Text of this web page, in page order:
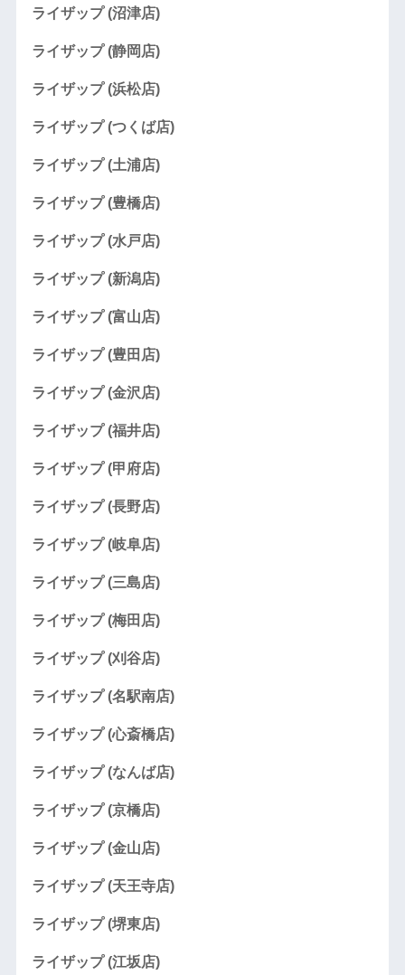
ライザップ (沼津店)
ライザップ (静岡店)
ライザップ (浜松店)
ライザップ (つくば店)
ライザップ (土浦店)
ライザップ (豊橋店)
ライザップ (水戸店)
ライザップ (新潟店)
ライザップ (富山店)
ライザップ (豊田店)
ライザップ (金沢店)
ライザップ (福井店)
ライザップ (甲府店)
ライザップ (長野店)
ライザップ (岐阜店)
ライザップ (三島店)
ライザップ (梅田店)
ライザップ (刈谷店)
ライザップ (名駅南店)
ライザップ (心斎橋店)
ライザップ (なんば店)
ライザップ (京橋店)
ライザップ (金山店)
ライザップ (天王寺店)
ライザップ (堺東店)
ライザップ (江坂店)